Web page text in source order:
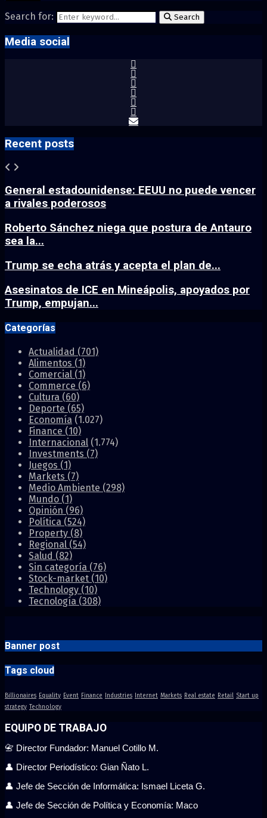
Search for: Search
Media social
Recent posts
General estadounidense: EEUU no puede vencer
a rivales poderosos
Roberto Sánchez niega que postura de Antauro
sea la...
Trump se echa atrás y acepta el plan de...
Asesinatos de ICE en Mineápolis, apoyados por
Trump, empujan...
Categorías
Actualidad (701)
Alimentos (1)
Comercial (1)
Commerce (6)
Cultura (60)
Deporte (65)
Economía (1.027)
Finance (10)
Internacional (1.774)
Investments (7)
Juegos (1)
Markets (7)
Medio Ambiente (298)
Mundo (1)
Opinión (96)
Política (524)
Property (8)
Regional (54)
Salud (82)
Sin categoría (76)
Stock-market (10)
Technology (10)
Tecnología (308)
Banner post
Tags cloud
Billionaires Equality Event Finance Industries Internet Markets Real estate Retail Start up
strategy Technology
EQUIPO DE TRABAJO
📇 Director Fundador: Manuel Cotillo M.
👤 Director Periodístico: Gian Ñato L.
👤 Jefe de Sección de Informática: Ismael Liceta G.
👤 Jefe de Sección de Política y Economía: Maco